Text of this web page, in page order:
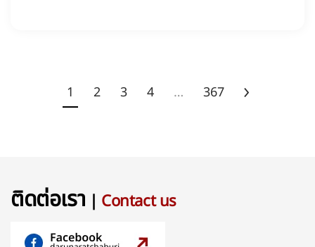
1 2 3 4 … 367
ติดต่อเรา | Contact us